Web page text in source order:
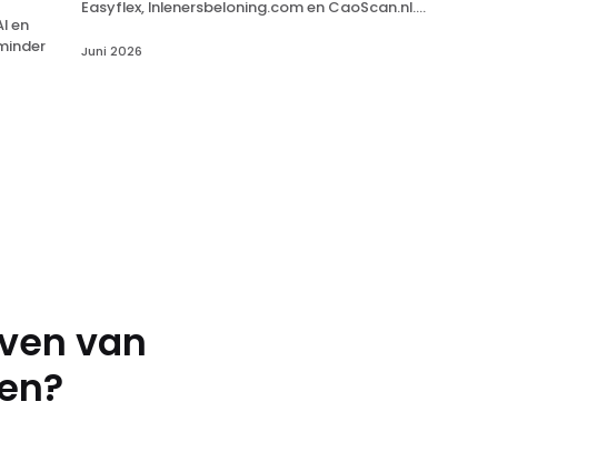
en
Easyflex, Inlenersbeloning.com en CaoScan.nl.
Juni 2026
van